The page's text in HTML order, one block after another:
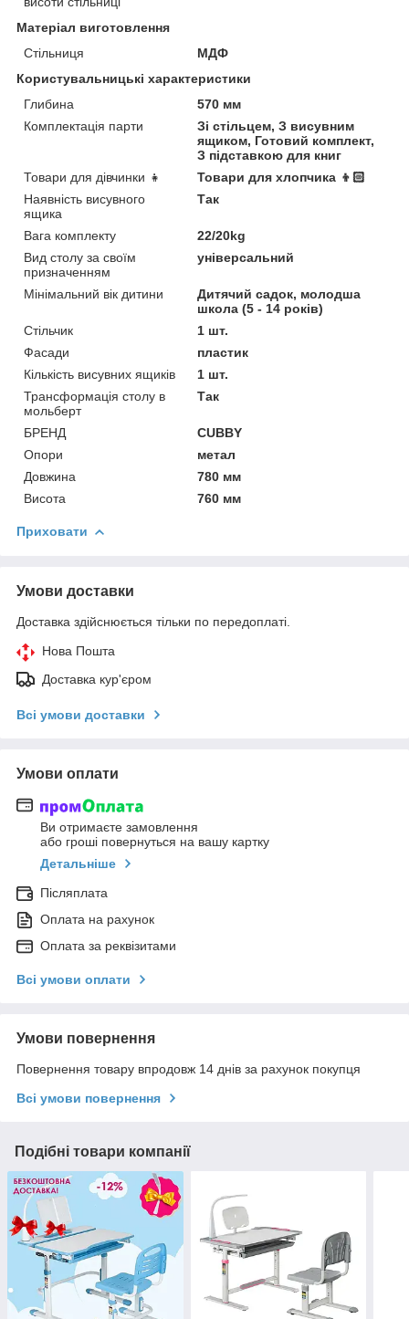
Матеріал виготовлення
Стільниця
МДФ
Користувальницькі характеристики
Глибина
570 мм
Комплектація парти
Зі стільцем, З висувним
ящиком, Готовий комплект,
З підставкою для книг
Товари для дівчинки 👧
Товари для хлопчика 👦🏻
Наявність висувного
ящика
Так
Вага комплекту
22/20kg
Вид столу за своїм
призначенням
універсальний
Мінімальний вік дитини
Дитячий садок, молодша
школа (5 - 14 років)
Стільчик
1 шт.
Фасади
пластик
Кількість висувних ящиків
1 шт.
Трансформація столу в
мольберт
Так
БРЕНД
CUBBY
Опори
метал
Довжина
780 мм
Висота
760 мм
Приховати
Умови доставки
Доставка здійснюється тільки по передоплаті.
Нова Пошта
Доставка кур'єром
Всі умови доставки
Умови оплати
Ви отримаєте замовлення
або гроші повернуться на вашу картку
Детальніше
Післяплата
Оплата на рахунок
Оплата за реквізитами
Всі умови оплати
Умови повернення
Повернення товару впродовж 14 днів за рахунок покупця
Всі умови повернення
Подібні товари компанії